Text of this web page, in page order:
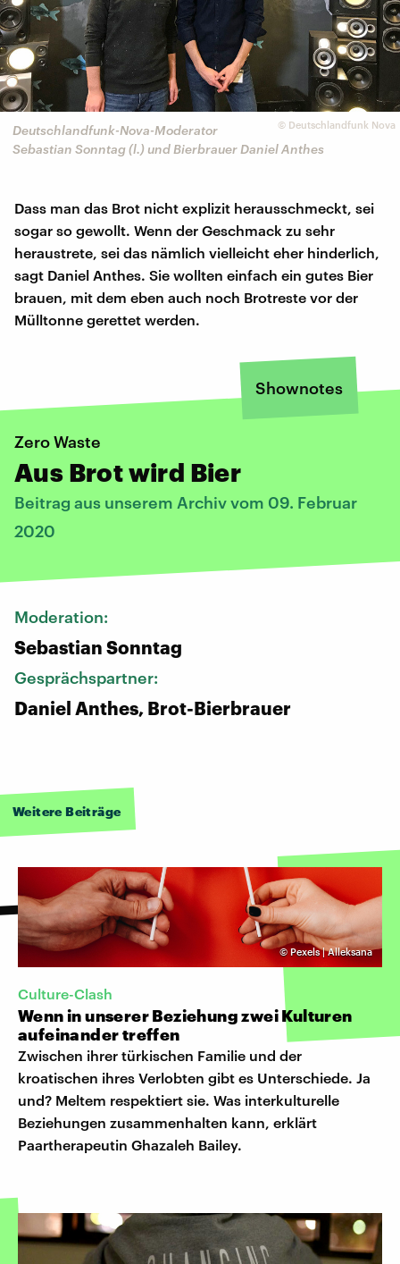
© Deutschlandfunk Nova
Deutschlandfunk-Nova-Moderator
Sebastian Sonntag (l.) und Bierbrauer Daniel Anthes
Dass man das Brot nicht explizit herausschmeckt, sei
sogar so gewollt. Wenn der Geschmack zu sehr
heraustrete, sei das nämlich vielleicht eher hinderlich,
sagt Daniel Anthes. Sie wollten einfach ein gutes Bier
brauen, mit dem eben auch noch Brotreste vor der
Mülltonne gerettet werden.
Shownotes
Zero Waste
Aus Brot wird Bier
Beitrag aus unserem Archiv vom 09. Februar
2020
Moderation:
Sebastian Sonntag
Gesprächspartner:
Daniel Anthes, Brot-Bierbrauer
Weitere Beiträge
©Pexels | Alleksana
Culture-Clash
Wenn in unserer Beziehung zwei Kulturen
aufeinander treffen
Zwischen ihrer türkischen Familie und der
kroatischen ihres Verlobten gibt es Unterschiede. Ja
und? Meltem respektiert sie. Was interkulturelle
Beziehungen zusammenhalten kann, erklärt
Paartherapeutin Ghazaleh Bailey.